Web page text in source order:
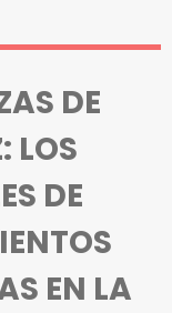
DE
LOS
DE
EN LA